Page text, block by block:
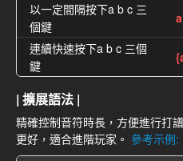
以一定間隔按下a b c 三
個鍵
連續快速按下a b c 三個
鍵
| 擴展語法 |
精確控制音符時長，方便進行打
更好，適合進階玩家。參考示例: